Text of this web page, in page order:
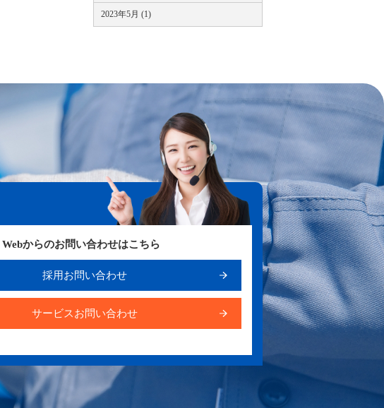
2023年5月 (1)
Webからのお問い合わせはこちら
採用お問い合わせ
サービスお問い合わせ